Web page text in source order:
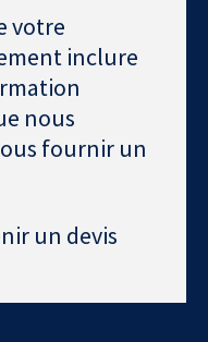
votre
inclure
nous
fournir un
un devis